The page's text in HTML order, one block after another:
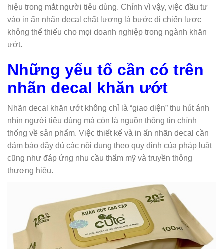
hiệu trong mắt người tiêu dùng. Chính vì vậy, việc đầu tư
vào in ấn nhãn decal chất lượng là bước đi chiến lược
không thể thiếu cho mọi doanh nghiệp trong ngành khăn
ướt.
Những yếu tố cần có trên
nhãn decal khăn ướt
Nhãn decal khăn ướt không chỉ là “giao diện” thu hút ánh
nhìn người tiêu dùng mà còn là nguồn thông tin chính
thống về sản phẩm. Việc thiết kế và in ấn nhãn decal cần
đảm bảo đầy đủ các nội dung theo quy định của pháp luật
cũng như đáp ứng nhu cầu thẩm mỹ và truyền thông
thương hiệu.